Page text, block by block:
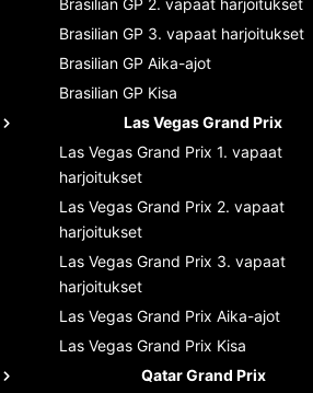
Brasilian GP 3. vapaat harjoitukset
Brasilian GP Aika-ajot
Brasilian GP Kisa
Las Vegas Grand Prix
Las Vegas Grand Prix 1. vapaat
harjoitukset
Las Vegas Grand Prix 2. vapaat
harjoitukset
Las Vegas Grand Prix 3. vapaat
harjoitukset
Las Vegas Grand Prix Aika-ajot
Las Vegas Grand Prix Kisa
Qatar Grand Prix